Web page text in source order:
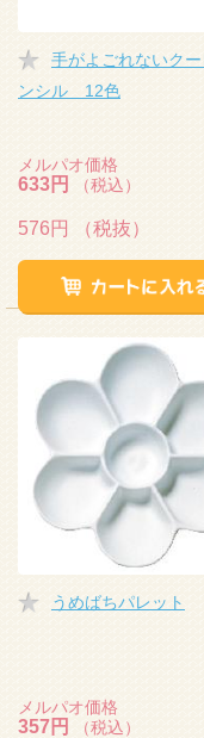
手がよごれないク
ンシル 12色
メルパオ価格
633円 （税込）
576円 （税抜）
うめばちパレット
メルパオ価格
357円 （税込）